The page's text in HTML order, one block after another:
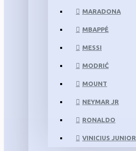
MARADONA
MBAPPÉ
MESSI
MODRIĆ
MOUNT
NEYMAR JR
RONALDO
VINICIUS JUNIOR